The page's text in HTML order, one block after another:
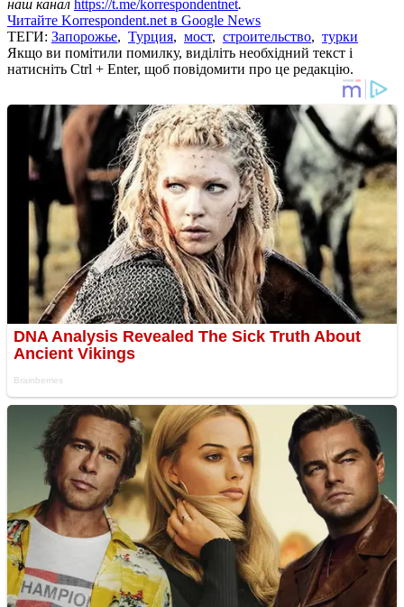
наш канал https://t.me/korrespondentnet.
Читайте Korrespondent.net в Google News
ТЕГИ: Запорожье, Турция, мост, строительство, турки
Якщо ви помітили помилку, виділіть необхідний текст і
натисніть Ctrl + Enter, щоб повідомити про це редакцію.